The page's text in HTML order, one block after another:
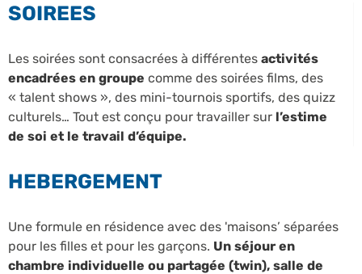
SOIREES
Les soirées sont consacrées à différentes activités
encadrées en groupe comme des soirées films, des
« talent shows », des mini-tournois sportifs, des quizz
culturels… Tout est conçu pour travailler sur l’estime
de soi et le travail d’équipe.
HEBERGEMENT
Une formule en résidence avec des 'maisons’ séparées
pour les filles et pour les garçons. Un séjour en
chambre individuelle ou partagée (twin), salle de